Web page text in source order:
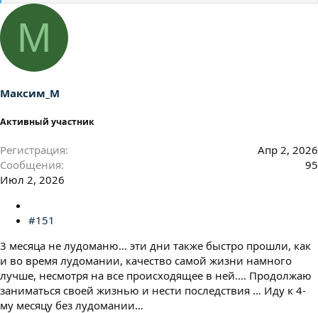
а
и
и
М
Максим_М
Активный участник
Регистрация
Апр 2, 2026
Сообщения
95
Июл 2, 2026
#151
3 месяца не лудоманю… эти дни также быстро прошли, как
и во время лудомании, качество самой жизни намного
лучше, несмотря на все происходящее в ней…. Продолжаю
заниматься своей жизнью и нести последствия … Иду к 4-
му месяцу без лудомании…